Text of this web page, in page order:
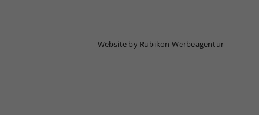
Website by Rubikon Werbeagentur